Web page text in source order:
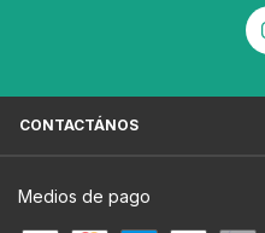
CONTACTÁNOS
Medios de pago